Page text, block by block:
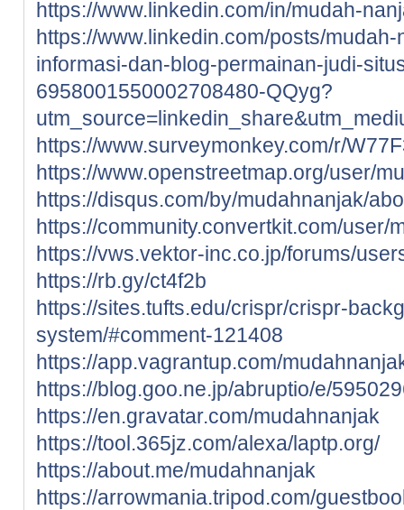
https://www.linkedin.com/in/mudah-
https://www.linkedin.com/posts/
informasi-dan-blog-permainan-judi-
6958001550002708480-QQyg?
https://www.surveymonkey.com/r/
https://www.openstreetmap.org/user/
https://disqus.com/by/mudahnanjak/
https://community.convertkit.com/user/
https://vws.vektor-inc.co.jp/forums/
https://rb.gy/ct4f2b
https://sites.tufts.edu/crispr/crispr-
system/#comment-121408
https://app.vagrantup.com/
https://blog.goo.ne.jp/abruptio/e/
https://en.gravatar.com/mudahnanjak
https://tool.365jz.com/alexa/laptp.org/
https://about.me/mudahnanjak
https://arrowmania.tripod.com/